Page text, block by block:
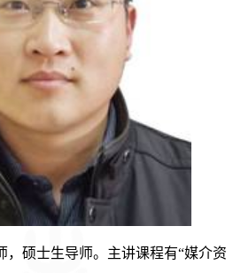
， 硕士生导师。主讲课程有“媒介资